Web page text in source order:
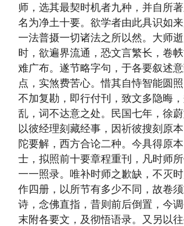
师，选其最契时机者九种，并自所著
名为净土十要。欲学者由此具识如
一法普摄一切诸法之所以然。大师
时，欲遍界流通，恐文言繁长，卷
难广布。遂节略字句，于各要叙述
点，实煞费苦心。惜其自恃智能圆照
不加复勘，即行付刊，致文多隐晦
乱，词不达意之处。民国七年，徐蔚
以彼经理刻藏经事，因祈彼搜刻原
陀要解，西方合论二种。今具得原
士，拟照前十要章程重刊，凡时师所
一一照录。唯补时师之歉缺，不灭
作四册，以所节有多少不同，故卷
诗，念佛直指，昔则前后倒置，今
末附各要文，及彻悟语录。又另以